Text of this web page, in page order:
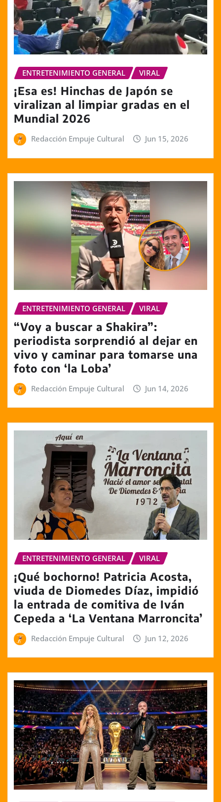
ENTRETENIMIENTO GENERAL VIRAL
¡Esa es! Hinchas de Japón se
viralizan al limpiar gradas en el
Mundial 2026
Redacción Empuje Cultural Jun 15, 2026
ENTRETENIMIENTO GENERAL VIRAL
“Voy a buscar a Shakira”:
periodista sorprendió al dejar en
vivo y caminar para tomarse una
foto con ‘la Loba’
Redacción Empuje Cultural Jun 14, 2026
ENTRETENIMIENTO GENERAL VIRAL
¡Qué bochorno! Patricia Acosta,
viuda de Diomedes Díaz, impidió
la entrada de comitiva de Iván
Cepeda a ‘La Ventana Marroncita’
Redacción Empuje Cultural Jun 12, 2026